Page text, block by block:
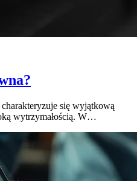
się wyjątkową
wytrzymałością. W…